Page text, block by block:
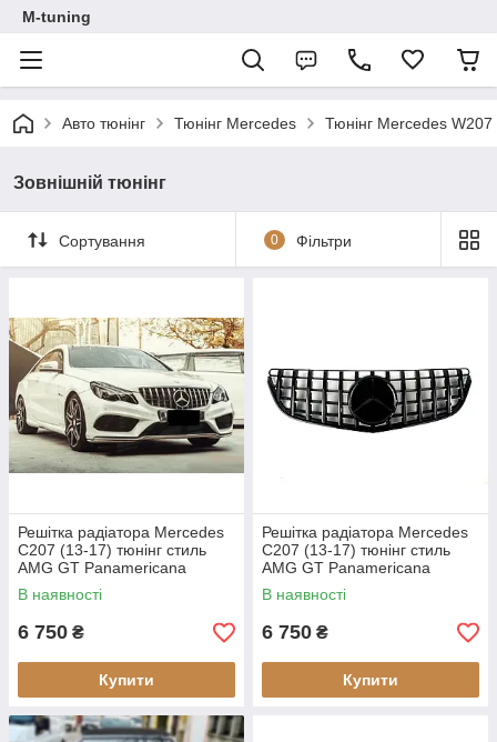
M-tuning
Авто тюнінг Тюнінг Mercedes Тюнінг Mercedes
Зовнішній тюнінг
Сортування 0 Фільтри
Решітка радіатора Mercedes
C207 (13-17) тюнінг стиль
AMG GT Panamericana
В наявності
6 750 ₴
Купити
Решітка радіатора Mercedes
C207 (13-17) тюнінг стиль
AMG GT Panamericana
(чорний глянець)
В наявності
6 750 ₴
Купити